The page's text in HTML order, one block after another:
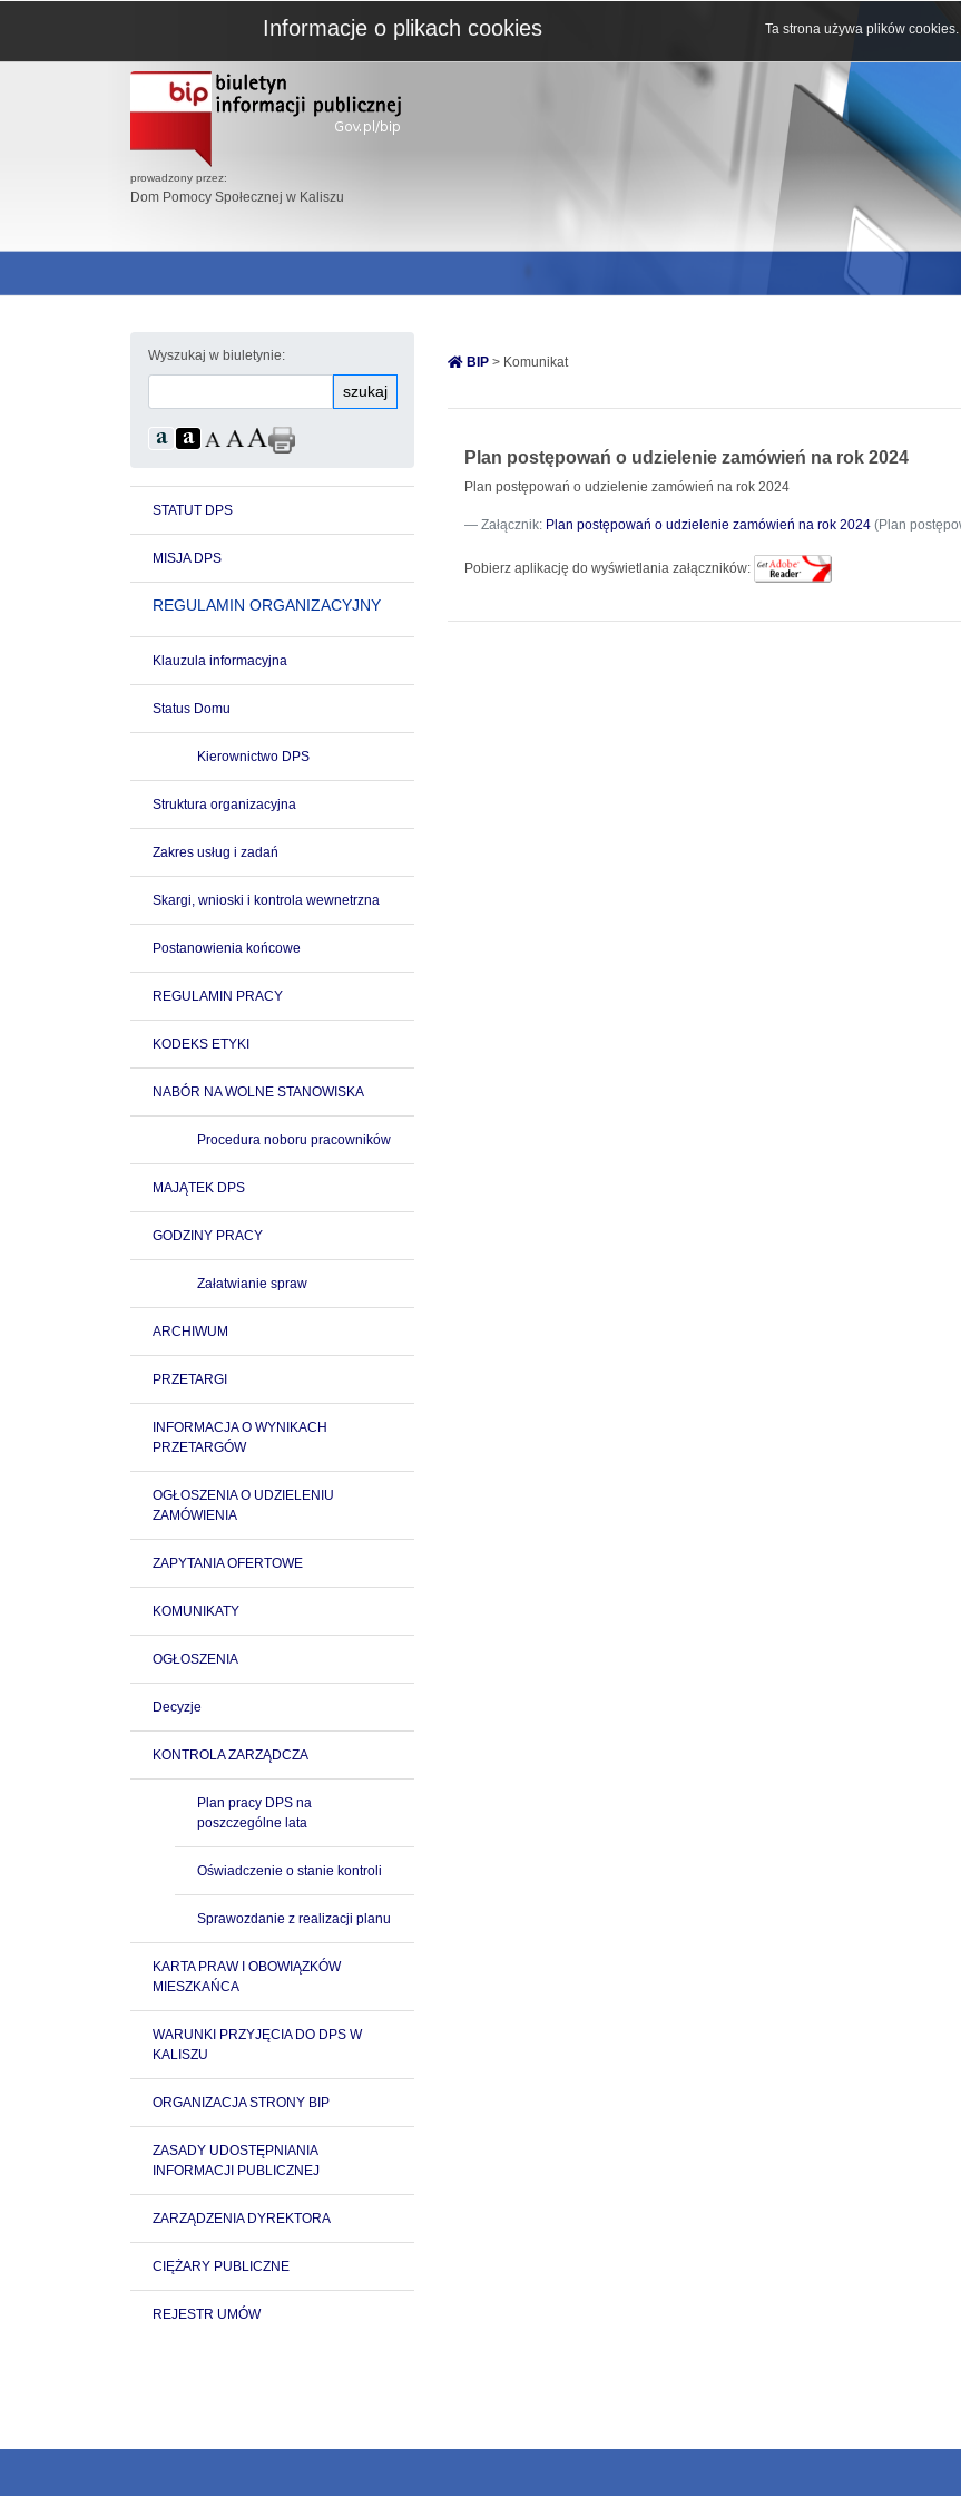
prowadzony przez:
Dom Pomocy Społecznej w Kaliszu
Wyszukaj w biuletynie:
szukaj
STATUT DPS
MISJA DPS
REGULAMIN ORGANIZACYJNY
Klauzula informacyjna
Status Domu
Kierownictwo DPS
Struktura organizacyjna
Zakres usług i zadań
Skargi, wnioski i kontrola wewnetrzna
Postanowienia końcowe
REGULAMIN PRACY
KODEKS ETYKI
NABÓR NA WOLNE STANOWISKA
Procedura noboru pracowników
MAJĄTEK DPS
GODZINY PRACY
Załatwianie spraw
ARCHIWUM
PRZETARGI
INFORMACJA O WYNIKACH
PRZETARGÓW
OGŁOSZENIA O UDZIELENIU
ZAMÓWIENIA
ZAPYTANIA OFERTOWE
KOMUNIKATY
OGŁOSZENIA
Decyzje
KONTROLA ZARZĄDCZA
Plan pracy DPS na
poszczególne lata
Oświadczenie o stanie kontroli
Sprawozdanie z realizacji planu
KARTA PRAW I OBOWIĄZKÓW
MIESZKAŃCA
WARUNKI PRZYJĘCIA DO DPS W
KALISZU
ORGANIZACJA STRONY BIP
ZASADY UDOSTĘPNIANIA
INFORMACJI PUBLICZNEJ
ZARZĄDZENIA DYREKTORA
CIĘŻARY PUBLICZNE
REJESTR UMÓW
BIP > Komunikat
Plan postępowań o udzielenie zamówień na rok 2024
Plan postępowań o udzielenie zamówień na rok 2024
Załącznik: Plan postępowań o udzielenie zamówień na rok 2024 (Plan
Pobierz aplikację do wyświetlania załączników:
Informacje o plikach cookies Ta strona używa plików cookies.